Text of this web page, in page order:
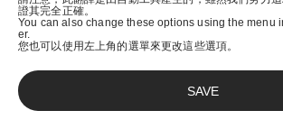
© graniph inc.
證其完全正確。
You can also change these options using the menu
er.
您也可以使用左上角的選單來更改這些選項。
SAVE